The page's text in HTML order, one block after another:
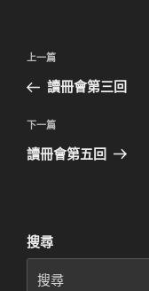
文
導
覽
上
一
文
章
上一篇
讀冊會第三回
下
一
下一篇
讀冊會第五回
搜尋